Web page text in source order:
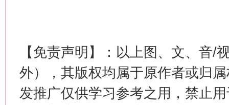
【免责声明】：以上图、文、音/
外），其版权均属于原作者或归
发推广仅供学习参考之用，禁止